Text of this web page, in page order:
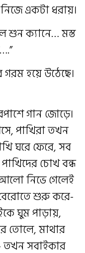
একটা ধরায়।
শুন ক‍্যানে… মস্ত
হয়ে উঠেছে।
গান জোড়ে।
পাখিরা তখন
ঘরে ফেরে, সব
চোখ বন্ধ
নিভে গেলেই
শুরু করে-
ঘুম পাড়ায়,
তোলে, মাথার
তখন সবাইকার